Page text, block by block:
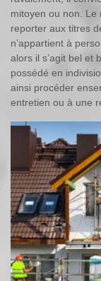
mitoyen ou non. Le
reporter aux titres
n’appartient à
alors il s’agit bel et
possédé en
ainsi procéder
entretien ou à une